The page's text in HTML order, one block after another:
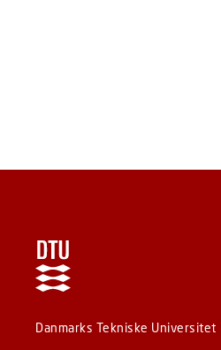
Danmarks Tekniske Universitet